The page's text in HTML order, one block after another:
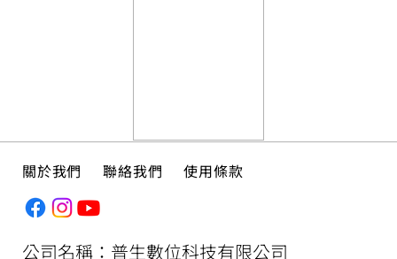
關於我們 聯絡我們 使用條款
公司名稱：普生數位科技有限公司